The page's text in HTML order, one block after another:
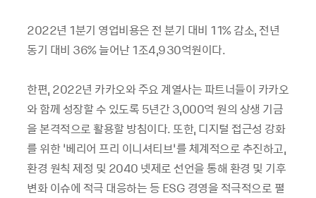
2022년 1분기 영업비용은 전 분기 대비 11% 감소, 전년
동기 대비 36% 늘어난 1조4,930억원이다.
한편, 2022년 카카오와 주요 계열사는 파트너들이 카카오
와 함께 성장할 수 있도록 5년간 3,000억 원의 상생 기금
을 본격적으로 활용할 방침이다. 또한, 디지털 접근성 강화
를 위한 ‘베리어 프리 이니셔티브’를 체계적으로 추진하고,
환경 원칙 제정 및 2040 넷제로 선언을 통해 환경 및 기후
변화 이슈에 적극 대응하는 등 ESG 경영을 적극적으로 펼